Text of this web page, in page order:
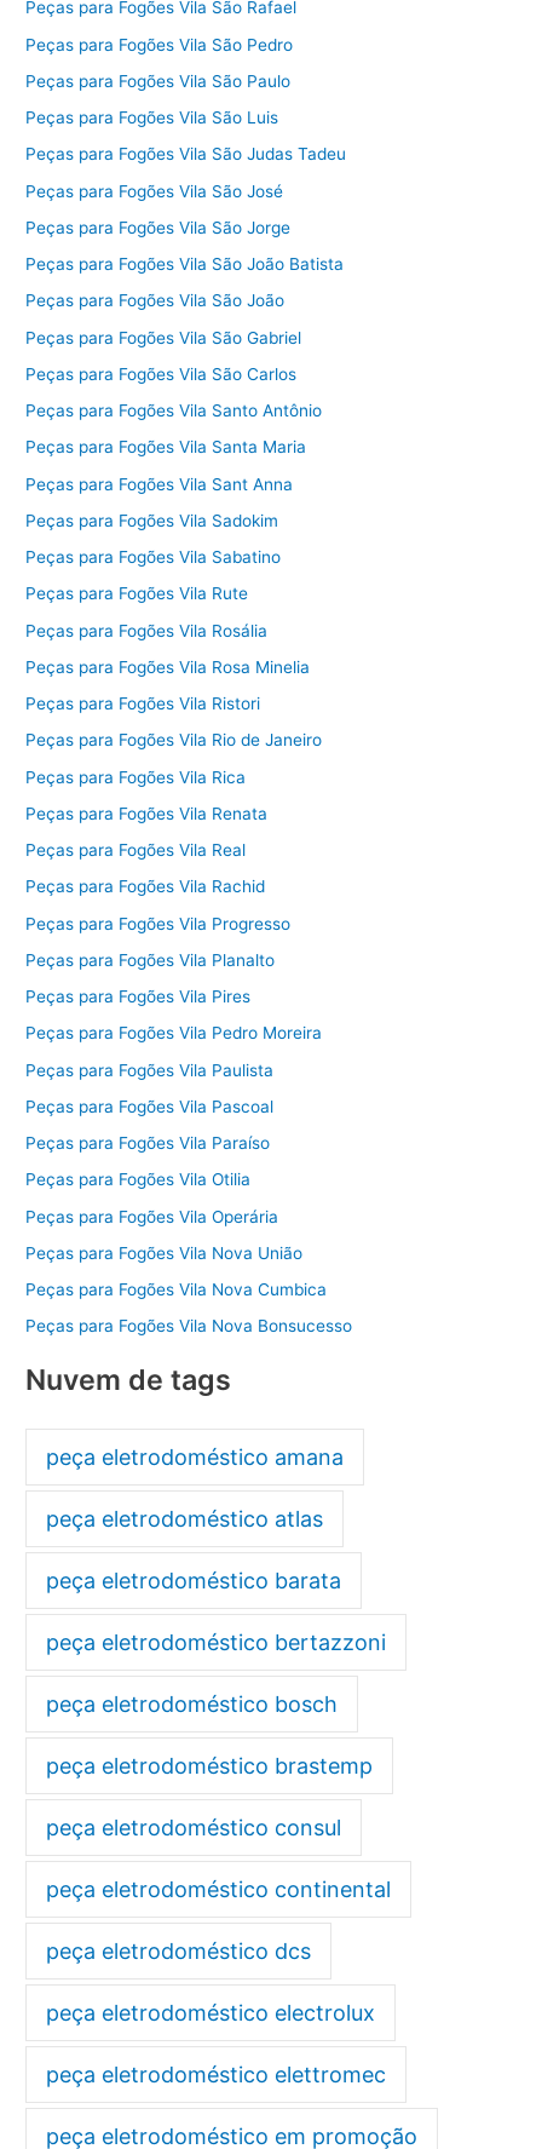
Peças para Fogões Vila São Rafael
Peças para Fogões Vila São Pedro
Peças para Fogões Vila São Paulo
Peças para Fogões Vila São Luis
Peças para Fogões Vila São Judas Tadeu
Peças para Fogões Vila São José
Peças para Fogões Vila São Jorge
Peças para Fogões Vila São João Batista
Peças para Fogões Vila São João
Peças para Fogões Vila São Gabriel
Peças para Fogões Vila São Carlos
Peças para Fogões Vila Santo Antônio
Peças para Fogões Vila Santa Maria
Peças para Fogões Vila Sant Anna
Peças para Fogões Vila Sadokim
Peças para Fogões Vila Sabatino
Peças para Fogões Vila Rute
Peças para Fogões Vila Rosália
Peças para Fogões Vila Rosa Minelia
Peças para Fogões Vila Ristori
Peças para Fogões Vila Rio de Janeiro
Peças para Fogões Vila Rica
Peças para Fogões Vila Renata
Peças para Fogões Vila Real
Peças para Fogões Vila Rachid
Peças para Fogões Vila Progresso
Peças para Fogões Vila Planalto
Peças para Fogões Vila Pires
Peças para Fogões Vila Pedro Moreira
Peças para Fogões Vila Paulista
Peças para Fogões Vila Pascoal
Peças para Fogões Vila Paraíso
Peças para Fogões Vila Otilia
Peças para Fogões Vila Operária
Peças para Fogões Vila Nova União
Peças para Fogões Vila Nova Cumbica
Peças para Fogões Vila Nova Bonsucesso
Nuvem de tags
peça eletrodoméstico amana
peça eletrodoméstico atlas
peça eletrodoméstico barata
peça eletrodoméstico bertazzoni
peça eletrodoméstico bosch
peça eletrodoméstico brastemp
peça eletrodoméstico consul
peça eletrodoméstico continental
peça eletrodoméstico dcs
peça eletrodoméstico electrolux
peça eletrodoméstico elettromec
peça eletrodoméstico em promoção